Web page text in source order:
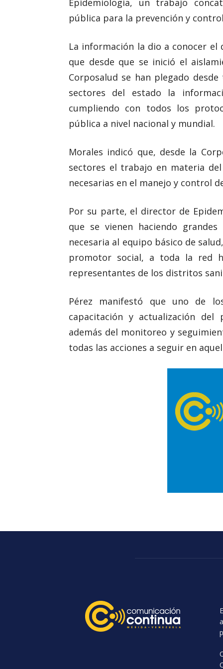
Epidemiología, un trabajo
pública para la prevención y control
La información la dio a conocer el
que desde que se inició el
Corposalud se han plegado
sectores del estado la
cumpliendo con todos los
pública a nivel nacional y mundial.
Morales indicó que, desde la
sectores el trabajo en materia
necesarias en el manejo y control
Por su parte, el director de
que se vienen haciendo
necesaria al equipo básico de
promotor social, a toda la red
representantes de los distritos
Pérez manifestó que uno de
capacitación y actualización del
además del monitoreo y
todas las acciones a seguir en